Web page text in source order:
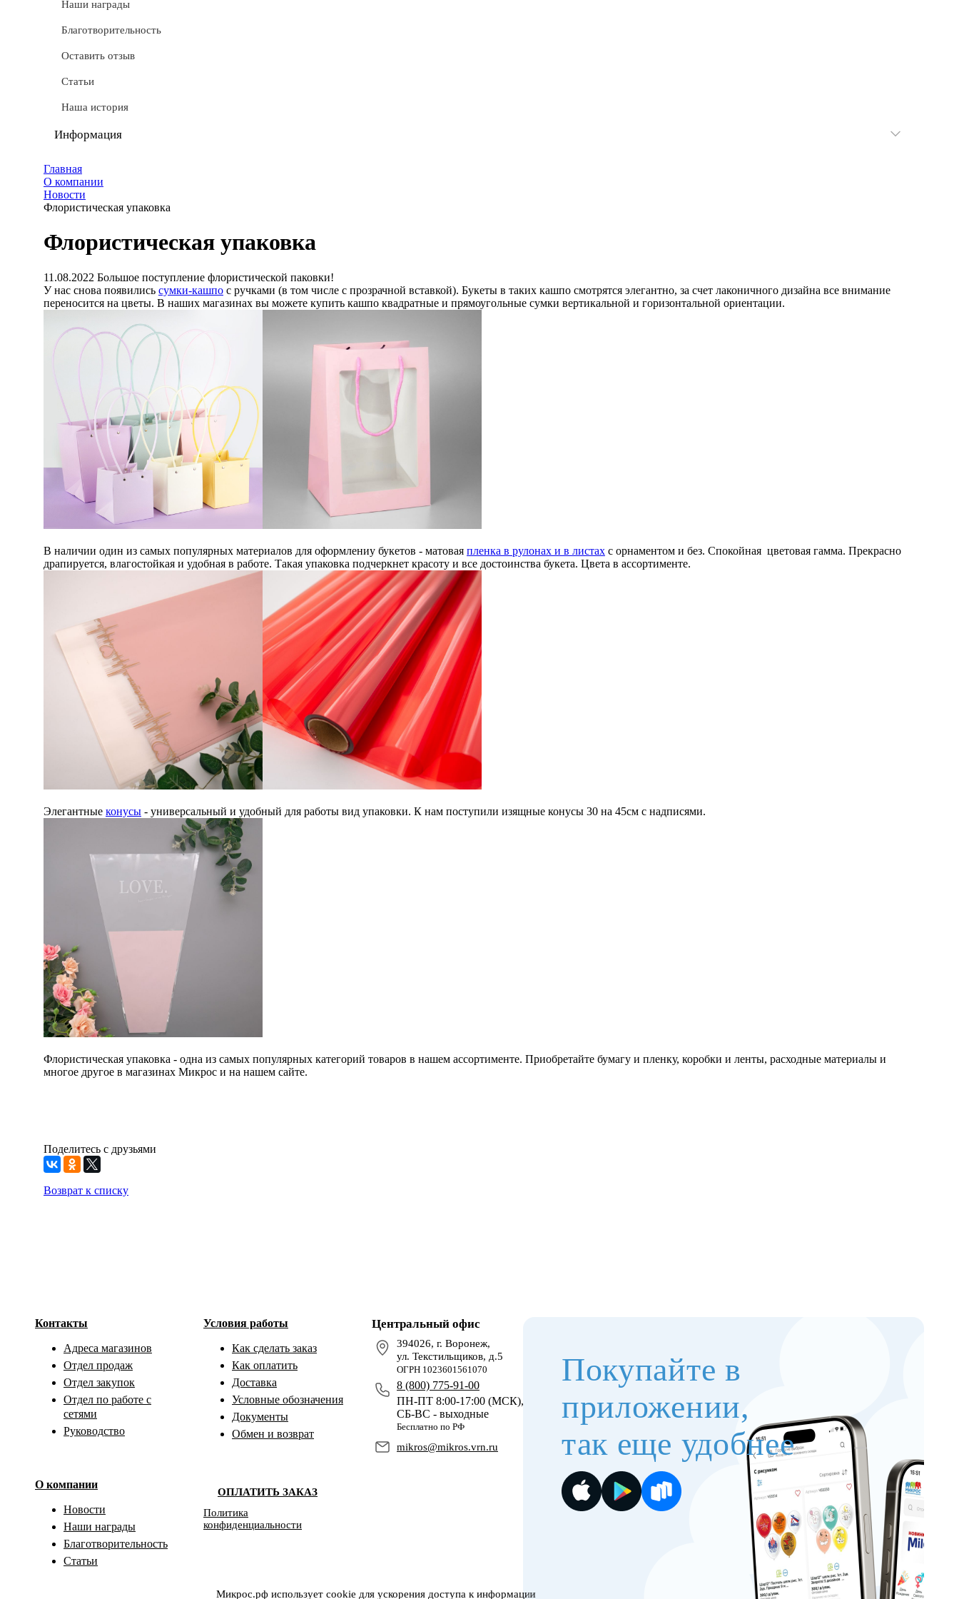
Доставка
Условные обозначения
Документы
Обмен и возврат
Частые вопросы
Наши награды
Благотворительность
Оставить отзыв
Статьи
Наша история
Информация
Мы используем cookie
Удаление аккаунта
Главная
О компании
Новости
Флористическая упаковка
Флористическая упаковка
11.08.2022 Большое поступление флористической паковки!
У нас снова появились сумки-кашпо с ручками (в том числе с прозрачной вставкой). Букеты в таких кашпо смотрятся элегантно, за счет лаконичного дизайна все внимание
переносится на цветы. В наших магазинах вы можете купить кашпо квадратные и прямоугольные сумки вертикальной и горизонтальной ориентации.
В наличии один из самых популярных материалов для оформлениу букетов - матовая пленка в рулонах и в листах с орнаментом и без. Спокойная цветовая гамма. Прекрасно
драпируется, влагостойкая и удобная в работе. Такая упаковка подчеркнет красоту и все достоинства букета. Цвета в ассортименте.
Элегантные конусы - универсальный и удобный для работы вид упаковки. К нам поступили изящные конусы 30 на 45см с надписями.
Флористическая упаковка - одна из самых популярных категорий товаров в нашем ассортименте. Приобретайте бумагу и пленку, коробки и ленты, расходные материалы и
многое другое в магазинах Микрос и на нашем сайте.
Поделитесь с друзьями
Возврат к списку
Микрос.рф использует cookie для ускорения доступа к информации
Центральный офис
394026, г. Воронеж,
ул. Текстильщиков, д.5
ОГРН 1023601561070
8 (800) 775-91-00
ПН-ПТ 8:00-17:00 (МСК),
СБ-ВС - выходные
Бесплатно по РФ
mikros@mikros.vrn.ru
Контакты
Адреса магазинов
Отдел продаж
Отдел закупок
Отдел по работе с
сетями
Руководство
О компании
Новости
Наши награды
Благотворительность
Статьи
Условия работы
Как сделать заказ
Как оплатить
Доставка
Условные обозначения
Документы
Обмен и возврат
ОПЛАТИТЬ ЗАКАЗ
Политика
конфиденциальности
Покупайте в
приложении,
так еще удобнее